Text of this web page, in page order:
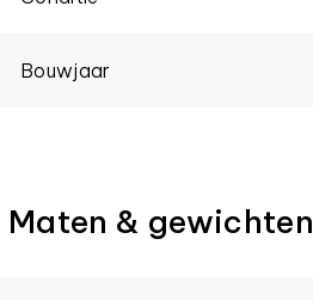
Bouwjaar
Maten & gewichten